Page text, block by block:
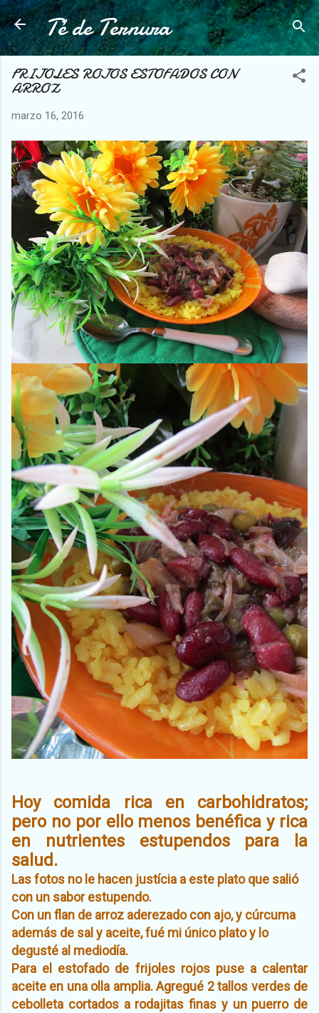
Ir al contenido principal
Té de Ternura
FRIJOLES ROJOS ESTOFADOS CON
ARROZ
marzo 16, 2016
Hoy comida rica en carbohidratos;
pero no por ello menos benéfica y rica
en nutrientes estupendos para la
salud.
Las fotos no le hacen justícia a este plato que salió
con un sabor estupendo.
Con un flan de arroz aderezado con ajo, y cúrcuma
además de sal y aceite, fué mi único plato y lo
degusté al mediodía.
Para el estofado de frijoles rojos puse a calentar
aceite en una olla amplia. Agregué 2 tallos verdes de
cebolleta cortados a rodajitas finas y un puerro de